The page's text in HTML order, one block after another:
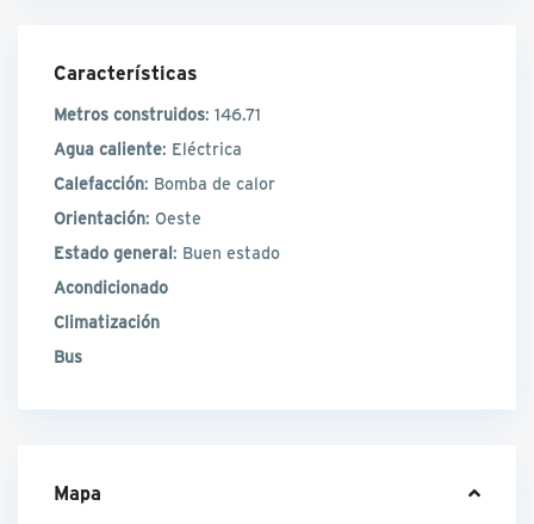
Características
Metros construidos: 146.71
Agua caliente: Eléctrica
Calefacción: Bomba de calor
Orientación: Oeste
Estado general: Buen estado
Acondicionado
Climatización
Bus
Mapa